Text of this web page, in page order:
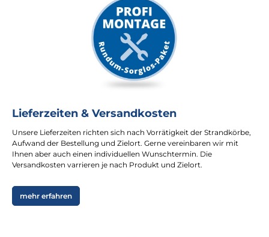
Lieferzeiten & Versandkosten
Unsere Lieferzeiten richten sich nach Vorrätigkeit der Strandkörbe,
Aufwand der Bestellung und Zielort. Gerne vereinbaren wir mit
Ihnen aber auch einen individuellen Wunschtermin. Die
Versandkosten varrieren je nach Produkt und Zielort.
mehr erfahren